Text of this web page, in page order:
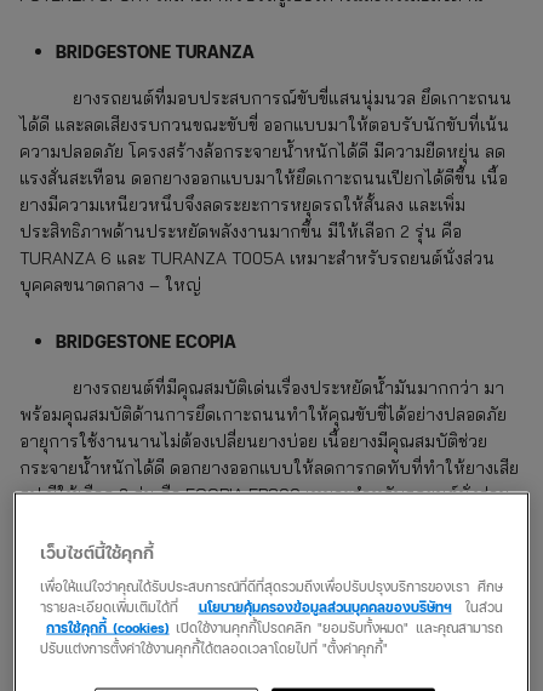
BRIDGESTONE TURANZA
ยางรถยนต์ที่มอบประสบการณ์ขับขี่แสนนุ่มนวล ยึดเกาะถนน
ได้ดี และลดเสียงรบกวนขณะขับขี่ ออกแบบมาให้ตอบรับนักขับที่เน้น
ความปลอดภัย โครงสร้างล้อกระจายน้ำหนักได้ดี มีความยืดหยุ่น ลด
แรงสั่นสะเทือน ดอกยางออกแบบมาให้ยึดเกาะถนนเปียกได้ดีขึ้น เนื้อ
ยางมีความเหนียวหนึบจึงลดระยะการหยุดรถให้สั้นลง และเพิ่ม
ประสิทธิภาพด้านประหยัดพลังงานมากขึ้น มีให้เลือก 2 รุ่น คือ
TURANZA 6 และ TURANZA T005A เหมาะสำหรับรถยนต์นั่งส่วน
บุคคลขนาดกลาง – ใหญ่
BRIDGESTONE ECOPIA
ยางรถยนต์ที่มีคุณสมบัติเด่นเรื่องประหยัดน้ำมันมากกว่า มา
พร้อมคุณสมบัติด้านการยึดเกาะถนนทำให้คุณขับขี่ได้อย่างปลอดภัย
อายุการใช้งานนานไม่ต้องเปลี่ยนยางบ่อย เนื้อยางมีคุณสมบัติช่วย
กระจายน้ำหนักได้ดี ดอกยางออกแบบให้ลดการกดทับที่ทำให้ยางเสีย
รูป มีให้เลือก 2 รุ่น คือ ECOPIA EP300 เหมาะสำหรับรถยนต์นั่งส่วน
อเนกประสงค์ CUV, PPV, MVP และ SUV
BRIDGESTONE ALENZA
ยางรถยนต์ที่ออกแบบมาเพื่อ Premium SUV และ Crossover ที่
เว็บไซต์นี้ใช้คุกกี้
เพื่อให้แน่ใจว่าคุณได้รับประสบการณ์ที่ดีที่สุดรวมถึงเพื่อปรับปรุงบริการของเรา ศึกษ
ารายละเอียดเพิ่มเติมได้ที่
นโยบายคุ้มครองข้อมูลส่วนบุคคลของบริษัทฯในส่วน
การใช้คุกกี้ (cookies) เปิดใช้งานคุกกี้โปรดคลิก "ยอมรับทั้งหมด" และคุณสามารถ
ปรับแต่งการตั้งค่าใช้งานคุกกี้ได้ตลอดเวลาโดยไปที่ "ตั้งค่าคุกกี้"